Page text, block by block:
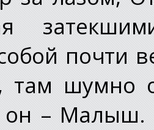
почти
там шумно
он – Малыш.